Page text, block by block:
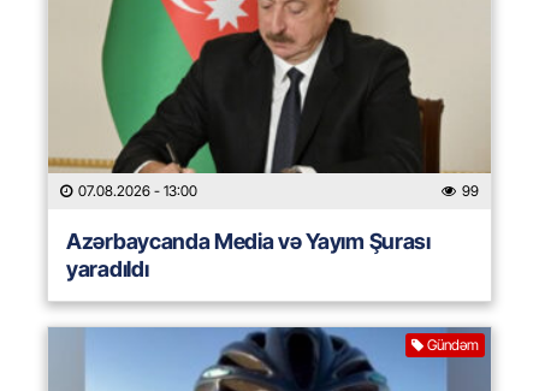
07.08.2026 - 13:00 99
Azərbaycanda Media və Yayım Şurası
yaradıldı
Gündəm